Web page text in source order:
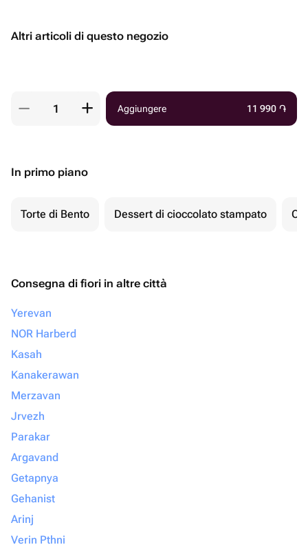
Altri articoli di questo negozio
Aggiungere 11 990 ֏
In primo piano
Torte di Bento Dessert di cioccolato stampato
Consegna di fiori in altre città
Yerevan
NOR Harberd
Kasah
Kanakerawan
Merzavan
Jrvezh
Parakar
Argavand
Getapnya
Gehanist
Arinj
Verin Pthni